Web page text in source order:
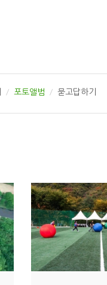
포토앨범 묻고답하기